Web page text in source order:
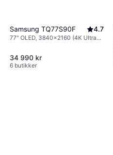
Samsung TQ77S90F 4.7
77" OLED, 3840x2160 (4K Ultra
34 990 kr
6 butikker